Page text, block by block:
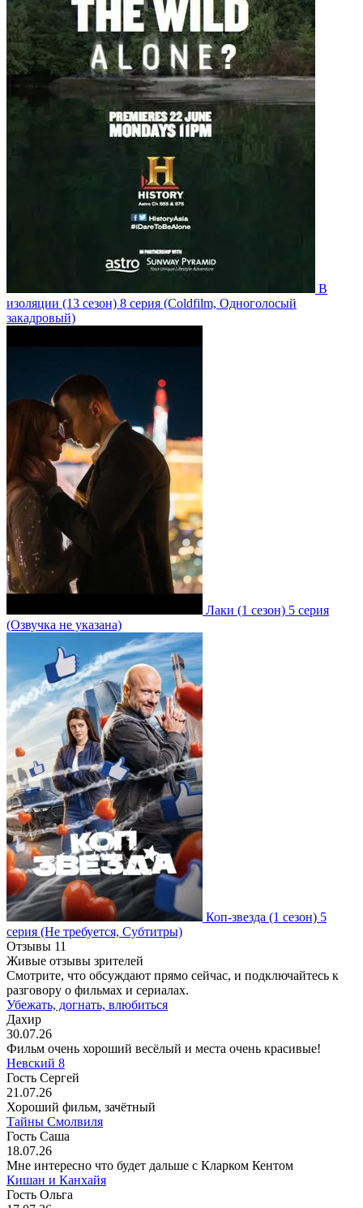
В
изоляции (13 сезон) 8 серия (Coldfilm, Одноголосый
закадровый)
Лаки (1 сезон) 5 серия
(Озвучка не указана)
Коп-звезда (1 сезон) 5
серия (Не требуется, Субтитры)
Отзывы 11
Живые отзывы зрителей
Смотрите, что обсуждают прямо сейчас, и подключайтесь к
разговору о фильмах и сериалах.
Убежать, догнать, влюбиться
Дахир
30.07.26
Фильм очень хороший весёлый и места очень красивые!
Невский 8
Гость Сергей
21.07.26
Хороший фильм, зачётный
Тайны Смолвиля
Гость Саша
18.07.26
Мне интересно что будет дальше с Кларком Кентом
Кишан и Канхайя
Гость Ольга